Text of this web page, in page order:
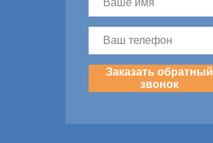
Заказать обратный
звонок